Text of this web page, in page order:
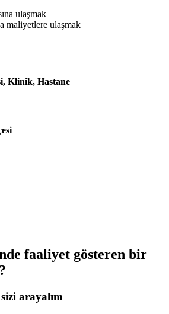
ulaşmak
maliyetlere ulaşmak
Klinik, Hastane
faaliyet gösteren bir
arayalım